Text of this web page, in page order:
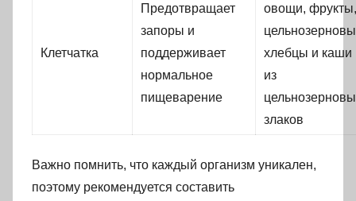
Клетчатка
Предотвращает
запоры и
поддерживает
нормальное
пищеварение
овощи, фрукты,
хлебцы и каши
из
злаков
Важно помнить, что каждый организм уникален,
поэтому рекомендуется составить